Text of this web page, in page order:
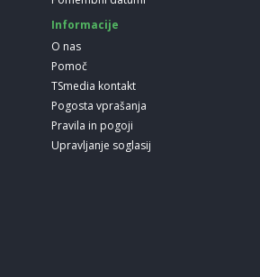
Informacije
O nas
Pomoč
TSmedia kontakt
Pogosta vprašanja
Pravila in pogoji
Upravljanje soglasij